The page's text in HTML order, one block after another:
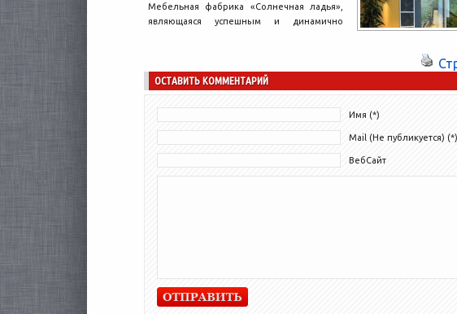
Мебельная фабрика «Солнечная ладья»,
являющаяся успешным и динамично
ОСТАВИТЬ КОММЕНТАРИЙ
Имя (*)
Mail (Не публикуется) (*)
ВебСайт